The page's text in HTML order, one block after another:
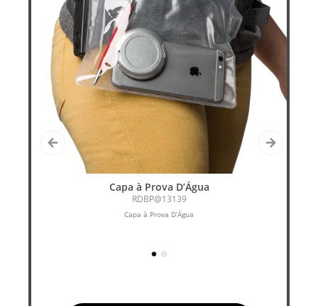
Capa à Prova D’Água
RDBP@13139
Capa à Prova D’Água